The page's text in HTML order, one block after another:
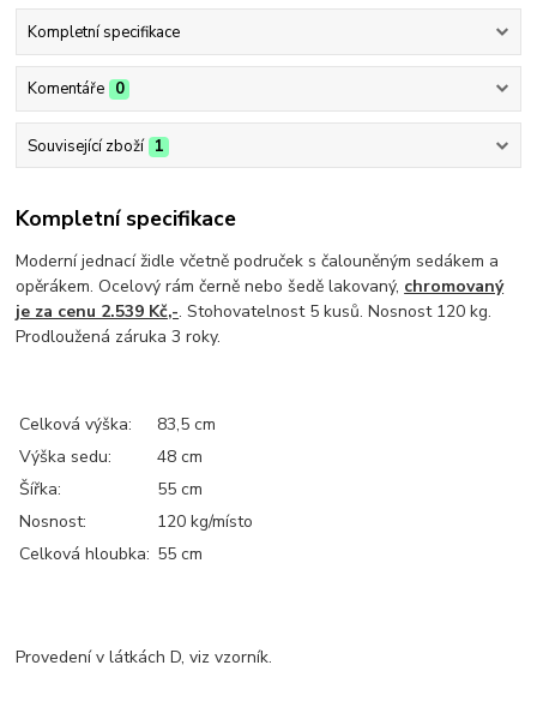
Kompletní specifikace
Komentáře 0
Související zboží 1
Kompletní specifikace
Moderní jednací židle včetně područek s čalouněným sedákem a
opěrákem. Ocelový rám černě nebo šedě lakovaný, chromovaný
je za cenu 2.539 Kč,-. Stohovatelnost 5 kusů. Nosnost 120 kg.
Prodloužená záruka 3 roky.
Celková výška:
83,5 cm
Výška sedu:
48 cm
Šířka:
55 cm
Nosnost:
120 kg/místo
Celková hloubka: 55 cm
Provedení v látkách D, viz vzorník.